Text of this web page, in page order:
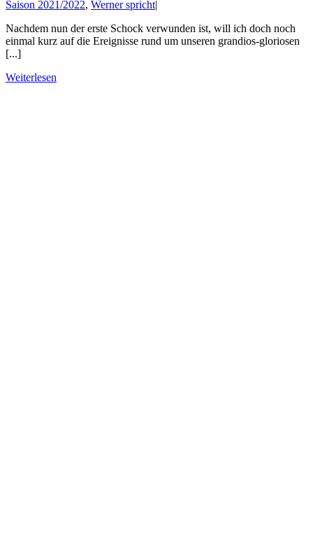
Saison 2021/2022, Werner spricht|
Nachdem nun der erste Schock verwunden ist, will ich doch noch
einmal kurz auf die Ereignisse rund um unseren grandios-gloriosen
[...]
Weiterlesen